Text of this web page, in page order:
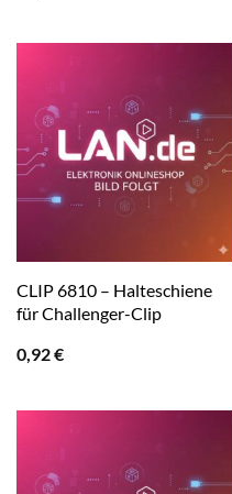
CLIP 6810 – Halteschiene
für Challenger-Clip
0,92€